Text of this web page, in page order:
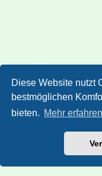
Diese Website nutzt
bestmöglichen
bieten. Mehr erfahren